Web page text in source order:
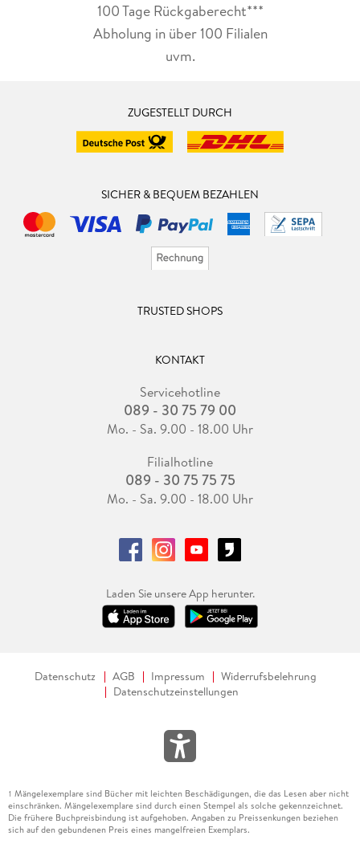
100 Tage Rückgaberecht***
Abholung in über 100 Filialen
uvm.
ZUGESTELLT DURCH
SICHER & BEQUEM BEZAHLEN
TRUSTED SHOPS
KONTAKT
Servicehotline
089 - 30 75 79 00
Mo. - Sa. 9.00 - 18.00 Uhr
Filialhotline
089 - 30 75 75 75
Mo. - Sa. 9.00 - 18.00 Uhr
Laden Sie unsere App herunter.
Datenschutz AGB Impressum
Widerrufsbelehrung
Datenschutzeinstellungen
1 Mängelexemplare sind Bücher mit leichten Beschädigungen, die das Lesen aber nicht
einschränken. Mängelexemplare sind durch einen Stempel als solche gekennzeichnet.
Die frühere Buchpreisbindung ist aufgehoben. Angaben zu Preissenkungen beziehen
sich auf den gebundenen Preis eines mangelfreien Exemplars.